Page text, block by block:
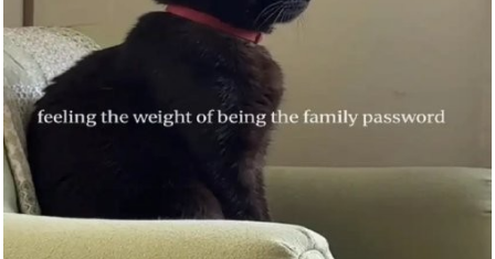
vidaXL Mini-Waschmaschine mit